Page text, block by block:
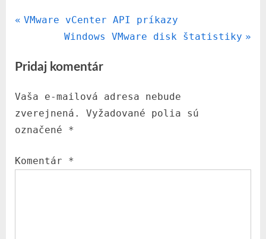
Navigácia
článku
P
v
o
u
s
o
VMware vCenter API príkazy
N
x
P
o
:
Windows VMware disk štatistiky
Pridaj komentár
Vaša e-mailová adresa nebude
zverejnená.
Vyžadované polia sú
označené *
Komentár *